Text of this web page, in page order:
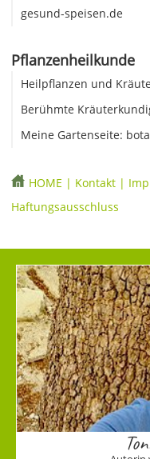
gesund-speisen.de
Pflanzenheilkunde
Heilpflanzen und
Berühmte
Meine Gartenseite:
HOME | Kontakt |
Haftungsausschluss